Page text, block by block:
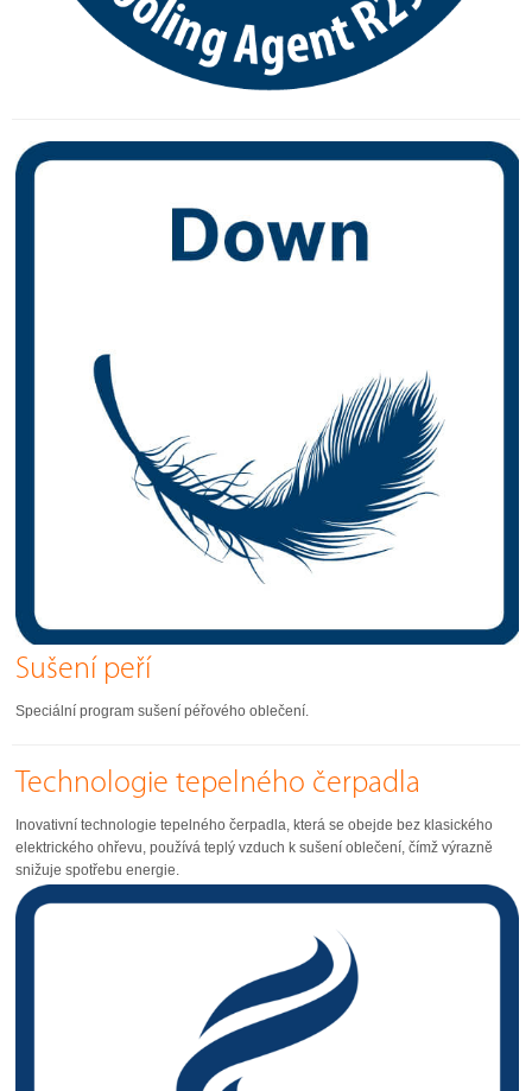
Sušení peří
Speciální program sušení péřového oblečení.
Technologie tepelného čerpadla
Inovativní technologie tepelného čerpadla, která se obejde bez klasického
elektrického ohřevu, používá teplý vzduch k sušení oblečení, čímž výrazně
snižuje spotřebu energie.